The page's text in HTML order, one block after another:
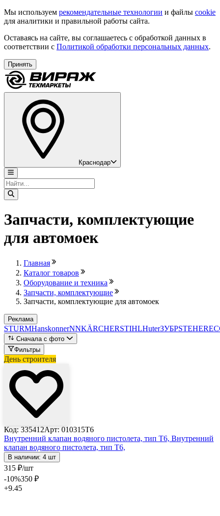
Мы используем рекомендательные технологии и файлы cookie
для аналитики и правильной работы сайта.
Оставаясь на сайте, вы соглашаетесь с обработкой данных в
соответствии с Политикой обработки персональных данных.
Принять
Краснодар
Запчасти, комплектующие
для автомоек
Главная
Каталог товаров
Оборудование и техника
Запчасти, комплектующие
Запчасти, комплектующие для автомоек
Реклама
STURMHanskonnerNNKÄRCHERSTIHLHuterЗУБРSTEHER
Сначала с фото
Фильтры
День строителя
Код: 335412Арт: 010315T6
Внутренний клапан водяного пистолета, тип T6, Внутренний
клапан водяного пистолета, тип T6,
В наличии: 4 шт
315 ₽/шт
-10%350 ₽
+9.45